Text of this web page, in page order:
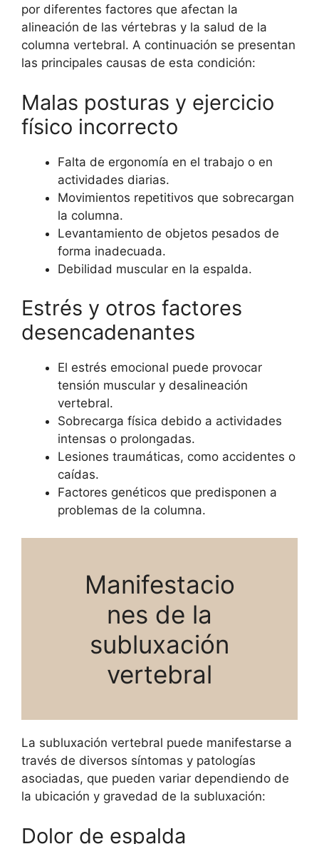
por diferentes factores que afectan la
alineación de las vértebras y la salud de la
columna vertebral. A continuación se presentan
las principales causas de esta condición:
Malas posturas y ejercicio
físico incorrecto
Falta de ergonomía en el trabajo o en
actividades diarias.
Movimientos repetitivos que sobrecargan
la columna.
Levantamiento de objetos pesados de
forma inadecuada.
Debilidad muscular en la espalda.
Estrés y otros factores
desencadenantes
El estrés emocional puede provocar
tensión muscular y desalineación
vertebral.
Sobrecarga física debido a actividades
intensas o prolongadas.
Lesiones traumáticas, como accidentes o
caídas.
Factores genéticos que predisponen a
problemas de la columna.
Manifestacio
nes de la
subluxación
vertebral
La subluxación vertebral puede manifestarse a
través de diversos síntomas y patologías
asociadas, que pueden variar dependiendo de
la ubicación y gravedad de la subluxación:
Dolor de espalda